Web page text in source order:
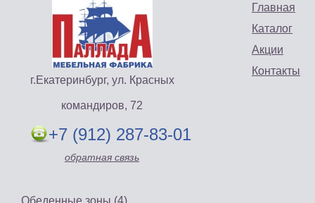
Главная
Каталог
Акции
Контакты
г.Екатеринбург, ул. Красных
командиров, 72
+7 (912) 287-83-01
обратная связь
Обеденные зоны (4)